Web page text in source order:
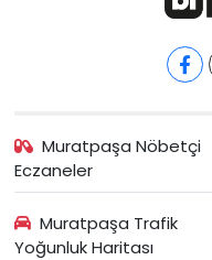
Muratpaşa Nöbetçi
Eczaneler
Muratpaşa Trafik
Yoğunluk Haritası